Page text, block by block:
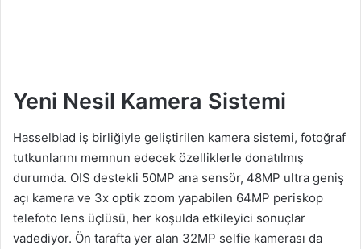
Yeni Nesil Kamera Sistemi
Hasselblad iş birliğiyle geliştirilen kamera sistemi, fotoğraf
tutkunlarını memnun edecek özelliklerle donatılmış
durumda. OIS destekli 50MP ana sensör, 48MP ultra geniş
açı kamera ve 3x optik zoom yapabilen 64MP periskop
telefoto lens üçlüsü, her koşulda etkileyici sonuçlar
vadediyor. Ön tarafta yer alan 32MP selfie kamerası da